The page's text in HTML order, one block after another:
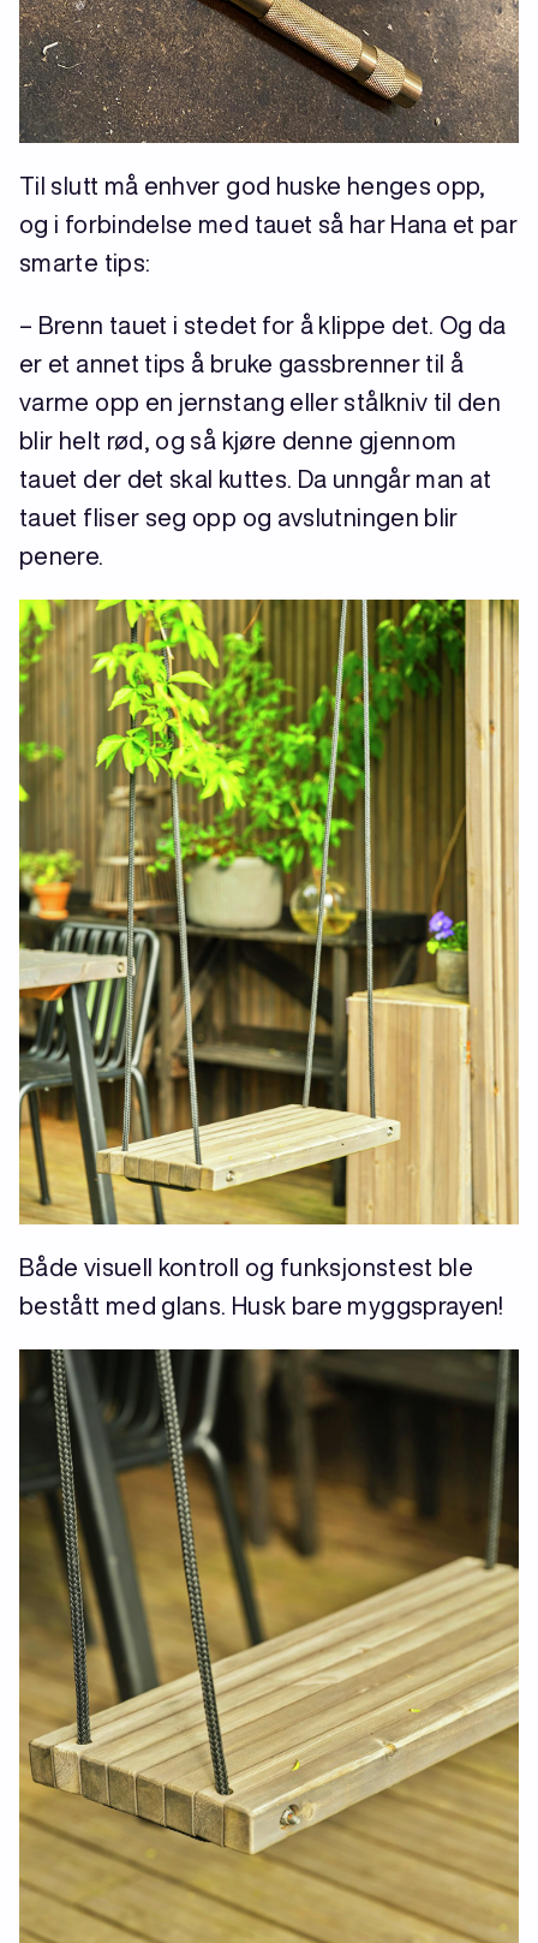
Til slutt må enhver god huske henges opp,
og i forbindelse med tauet så har Hana et par
smarte tips:
– Brenn tauet i stedet for å klippe det. Og da
er et annet tips å bruke gassbrenner til å
varme opp en jernstang eller stålkniv til den
blir helt rød, og så kjøre denne gjennom
tauet der det skal kuttes. Da unngår man at
tauet fliser seg opp og avslutningen blir
penere.
Både visuell kontroll og funksjonstest ble
bestått med glans. Husk bare myggsprayen!